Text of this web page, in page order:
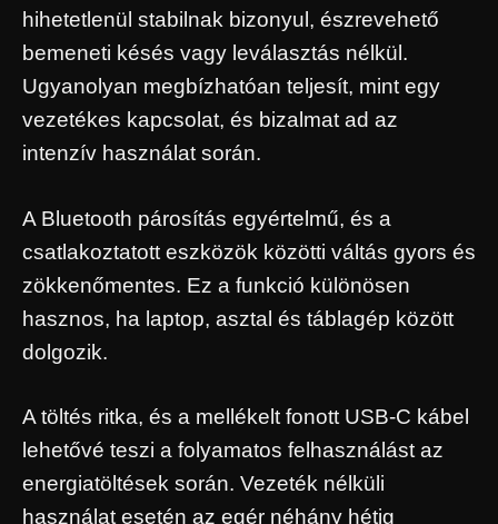
hihetetlenül stabilnak bizonyul, észrevehető
bemeneti késés vagy leválasztás nélkül.
Ugyanolyan megbízhatóan teljesít, mint egy
vezetékes kapcsolat, és bizalmat ad az
intenzív használat során.
A Bluetooth párosítás egyértelmű, és a
csatlakoztatott eszközök közötti váltás gyors és
zökkenőmentes. Ez a funkció különösen
hasznos, ha laptop, asztal és táblagép között
dolgozik.
A töltés ritka, és a mellékelt fonott USB-C kábel
lehetővé teszi a folyamatos felhasználást az
energiatöltések során. Vezeték nélküli
használat esetén az egér néhány hétig